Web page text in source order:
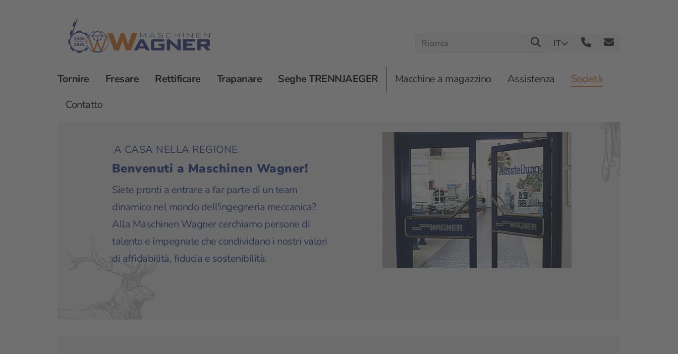
IT
Tornire Fresare Rettificare Trapanare Seghe TRENNJAEGER Macchine a magazzino Assistenza
Società
Contatto
Società Carriera
A CASA NELLA REGIONE
Benvenuti a Maschinen Wagner!
Siete pronti a entrare a far parte di un team
dinamico nel mondo dell'ingegneria meccanica?
Alla Maschinen Wagner cerchiamo persone di
talento e impegnate che condividano i nostri valori
di affidabilità, fiducia e sostenibilità.